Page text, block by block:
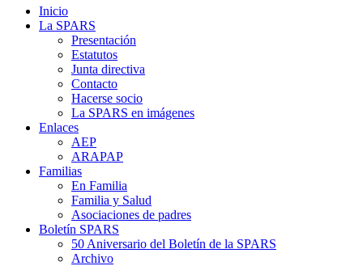
Inicio
La SPARS
Presentación
Estatutos
Junta directiva
Contacto
Hacerse socio
La SPARS en imágenes
Enlaces
AEP
ARAPAP
Familias
En Familia
Familia y Salud
Asociaciones de padres
Boletín SPARS
50 Aniversario del Boletín de la SPARS
Archivo